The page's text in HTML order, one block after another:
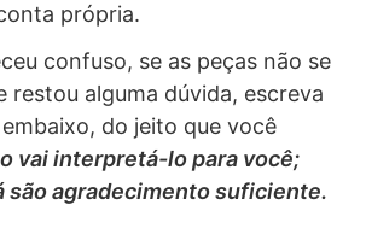
própria.
confuso, se as peças não se
restou alguma dúvida, escreva
do jeito que você
vai interpretá-lo para você;
são agradecimento suficiente.